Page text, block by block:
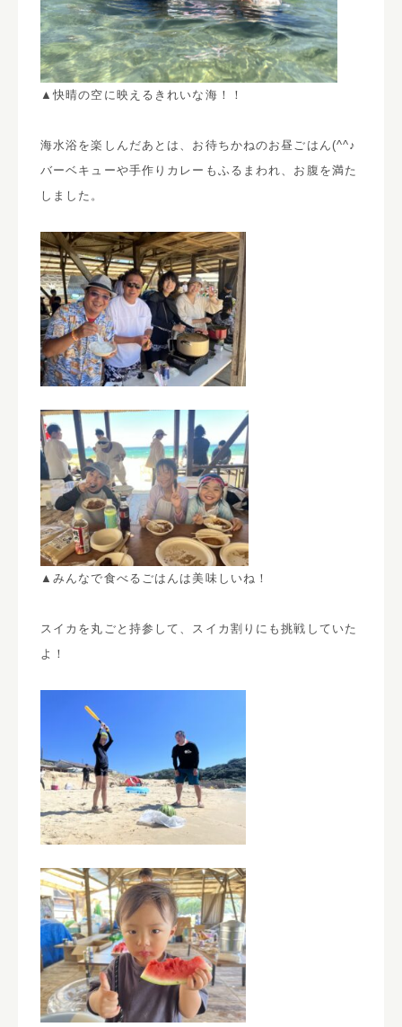
▲快晴の空に映えるきれいな海！！
海水浴を楽しんだあとは、お待ちかねのお昼ごはん(^^♪
バーベキューや手作りカレーもふるまわれ、お腹を満た
しました。
▲みんなで食べるごはんは美味しいね！
スイカを丸ごと持参して、スイカ割りにも挑戦していた
よ！